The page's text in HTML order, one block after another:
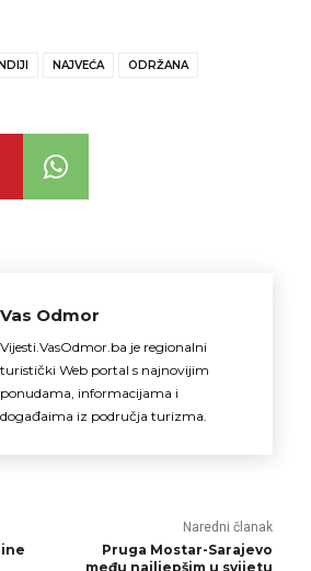
NAJVEĆA ODRŽANA
Vas Odmor
Vijesti.VasOdmor.ba je regionalni
turistički Web portal s najnovijim
ponudama, informacijama i
događaima iz područja turizma.
Naredni članak
Pruga Mostar-Sarajevo
među najljepšim u svijetu